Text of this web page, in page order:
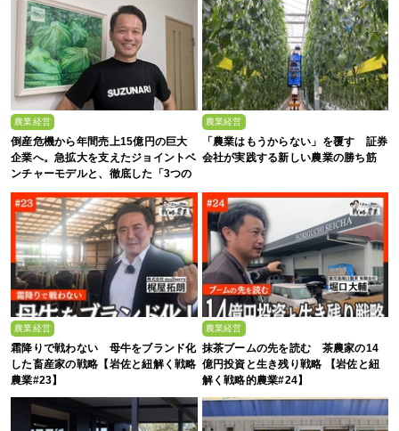
農業経営
倒産危機から年間売上15億円の巨大
企業へ。急拡大を支えたジョイントベ
ンチャーモデルと、徹底した「3つの
ルール」
農業経営
「農業はもうからない」を覆す 証券
会社が実践する新しい農業の勝ち筋
農業経営
霜降りで戦わない 母牛をブランド化
した畜産家の戦略【岩佐と紐解く戦略
農業#23】
農業経営
抹茶ブームの先を読む 茶農家の14
億円投資と生き残り戦略 【岩佐と紐
解く戦略的農業#24】